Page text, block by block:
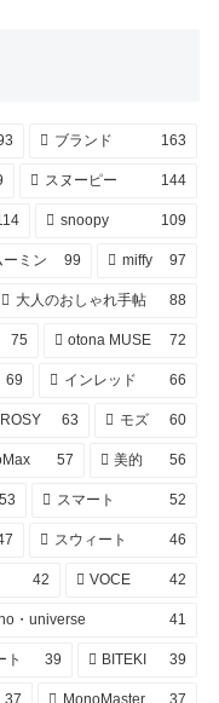
ブランド 163
スヌーピー 144
snoopy 109
ーミン 99 miffy 97
大人のおしゃれ手帖 88
75 otona MUSE 72
69 インレッド 66
63 モズ 60
57 美的 56
53 スマート 52
スウィート 46
42 VOCE 42
・universe 41
ト 39 BITEKI 39
37 MonoMaster 37